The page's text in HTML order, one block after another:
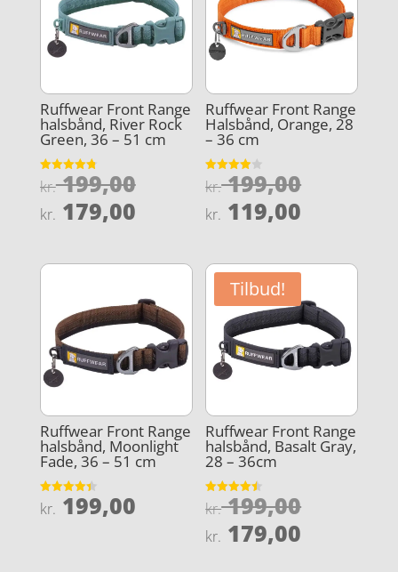
Ruffwear Front Range
halsbånd, River Rock
Green, 36 – 51 cm
Vurderet
4.8
kr.199,00Den
oprindelige
kr. 199,00.
kr. 179,00Den
pris
kr. 179,00.
Ruffwear Front Range
Halsbånd, Orange, 28
– 36 cm
Vurderet
3.9
kr.199,00Den
kr.
kr. 119,00
pris
er:
kr.
Ruffwear Front Range
halsbånd, Moonlight
Fade, 36 – 51 cm
Vurderet
4.4
kr. 199,00
Tilbud!
Ruffwear Front Range
halsbånd, Basalt Gray,
28 – 36cm
Vurderet
4.5
kr.199,00Den
kr. 179,00